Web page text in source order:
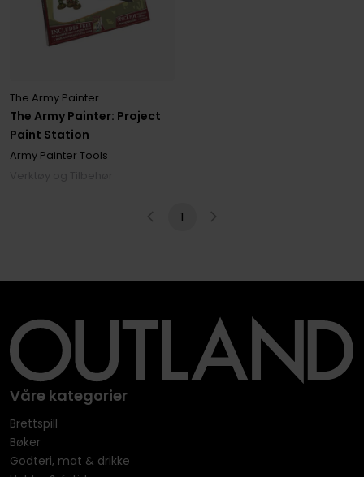
The Army Painter: Project
Paint Station
The Army Painter
Army Painter Tools
1
Våre kategorier
Brettspill
Bøker
Godteri, mat & drikke